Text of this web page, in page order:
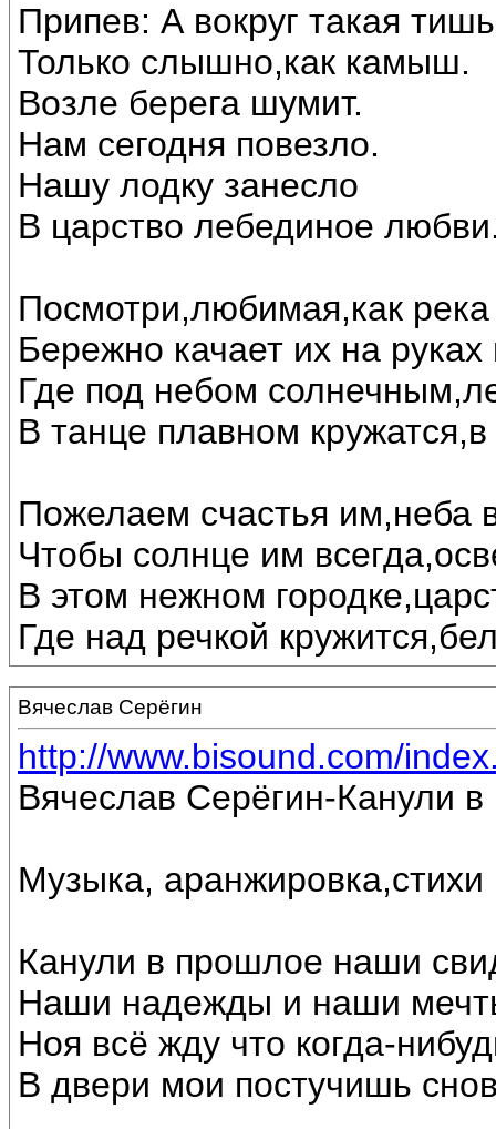
Припев: А вокруг такая
Только слышно,как камыш.
Возле берега шумит.
Нам сегодня повезло.
Нашу лодку занесло
В царство лебединое
Посмотри,любимая,как река
Бережно качает их на
Где под небом
В танце плавном
Пожелаем счастья им,неба
Чтобы солнце им
В этом нежном
Где над речкой
Вячеслав Серёгин
http://www.bisound.com/
Вячеслав Серёгин-Канули
Музыка,
Канули в прошлое наши
Наши надежды и наши
Ноя всё жду что когда-
В двери мои постучишь